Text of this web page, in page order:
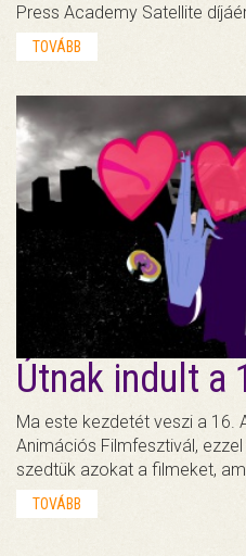
Press Academy Satellite
TOVÁBB
Útnak indult a
Ma este kezdetét veszi a 16.
Animációs Filmfesztivál,
szedtük azokat a filmeket,
TOVÁBB